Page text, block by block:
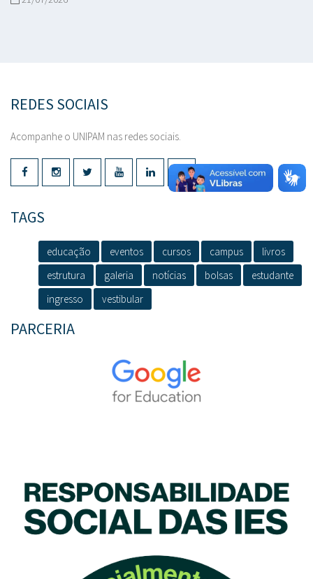
REDES SOCIAIS
Acompanhe o UNIPAM nas redes sociais.
TAGS
educação eventos cursos campus
livros
estrutura
galeria notícias bolsas
estudante
ingresso
vestibular
PARCERIA